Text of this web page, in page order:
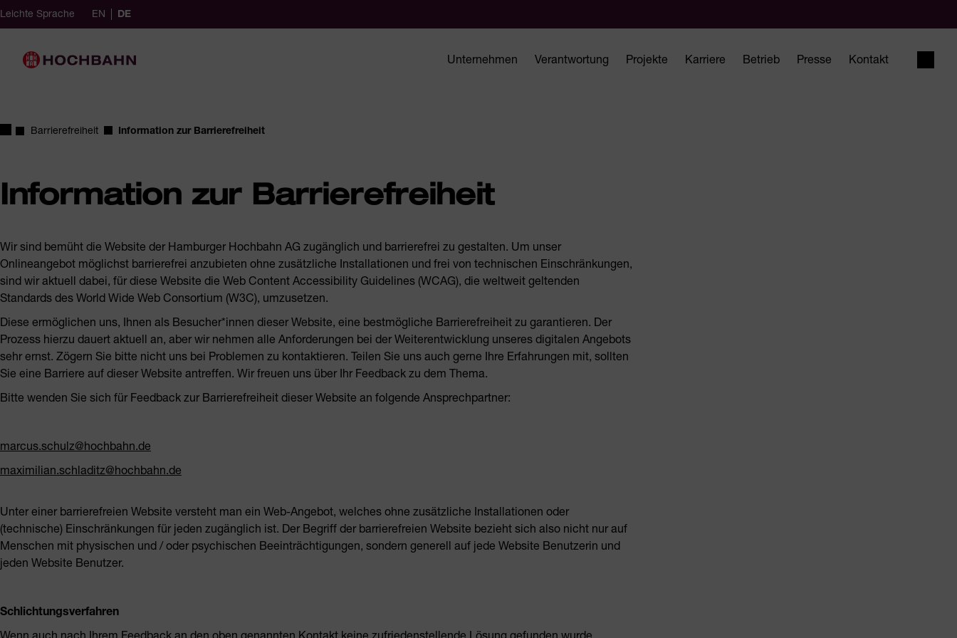
Navigieren in Hochbahn
Schnellnavigation
Hauptnavigation
EN English (Germany)
ausgewählt
DEGerman (Germany)
Leichte Sprache
Unternehmen Verantwortung Projekte Karriere Betrieb Presse Kontakt
Startseite
Barrierefreiheit Information zur Barrierefreiheit
Information zur Barrierefreiheit
Wir sind bemüht die Website der Hamburger Hochbahn AG zugänglich und barrierefrei zu gestalten. Um unser
Onlineangebot möglichst barrierefrei anzubieten ohne zusätzliche Installationen und frei von technischen Einschränkungen,
sind wir aktuell dabei, für diese Website die Web Content Accessibility Guidelines (WCAG), die weltweit geltenden
Standards des World Wide Web Consortium (W3C), umzusetzen.
Diese ermöglichen uns, Ihnen als Besucher*innen dieser Website, eine bestmögliche Barrierefreiheit zu garantieren. Der
Prozess hierzu dauert aktuell an, aber wir nehmen alle Anforderungen bei der Weiterentwicklung unseres digitalen Angebots
sehr ernst. Zögern Sie bitte nicht uns bei Problemen zu kontaktieren. Teilen Sie uns auch gerne Ihre Erfahrungen mit, sollten
Sie eine Barriere auf dieser Website antreffen. Wir freuen uns über Ihr Feedback zu dem Thema.
Bitte wenden Sie sich für Feedback zur Barrierefreiheit dieser Website an folgende Ansprechpartner:
marcus.schulz@hochbahn.de
maximilian.schladitz@hochbahn.de
Unter einer barrierefreien Website versteht man ein Web-Angebot, welches ohne zusätzliche Installationen oder
(technische) Einschränkungen für jeden zugänglich ist. Der Begriff der barrierefreien Website bezieht sich also nicht nur auf
Menschen mit physischen und / oder psychischen Beeinträchtigungen, sondern generell auf jede Website Benutzerin und
jeden Website Benutzer.
Schlichtungsverfahren
Wenn auch nach Ihrem Feedback an den oben genannten Kontakt keine zufriedenstellende Lösung gefunden wurde,